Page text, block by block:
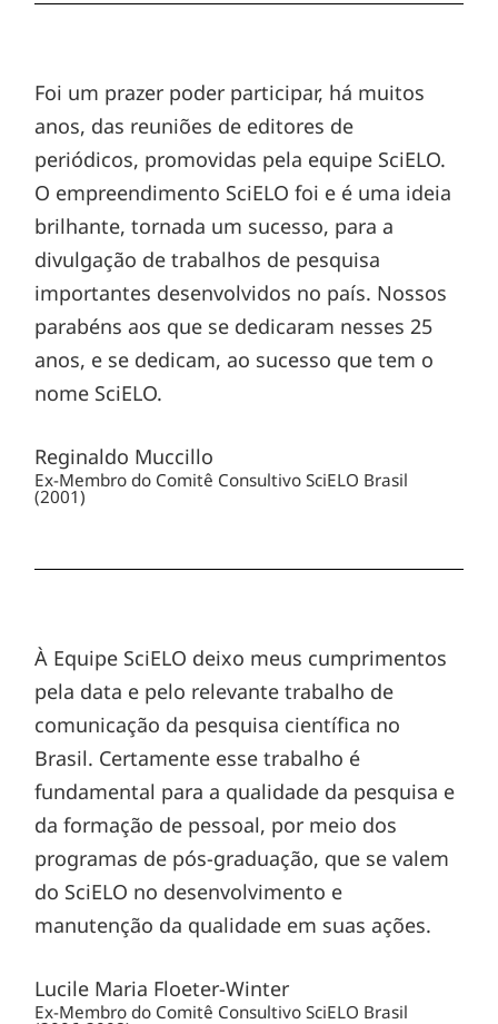
Foi um prazer poder participar, há muitos
anos, das reuniões de editores de
periódicos, promovidas pela equipe SciELO.
O empreendimento SciELO foi e é uma ideia
brilhante, tornada um sucesso, para a
divulgação de trabalhos de pesquisa
importantes desenvolvidos no país. Nossos
parabéns aos que se dedicaram nesses 25
anos, e se dedicam, ao sucesso que tem o
nome SciELO.
Reginaldo Muccillo
Ex-Membro do Comitê Consultivo SciELO Brasil
(2001)
À Equipe SciELO deixo meus cumprimentos
pela data e pelo relevante trabalho de
comunicação da pesquisa científica no
Brasil. Certamente esse trabalho é
fundamental para a qualidade da pesquisa e
da formação de pessoal, por meio dos
programas de pós-graduação, que se valem
do SciELO no desenvolvimento e
manutenção da qualidade em suas ações.
Lucile Maria Floeter-Winter
Ex-Membro do Comitê Consultivo SciELO Brasil